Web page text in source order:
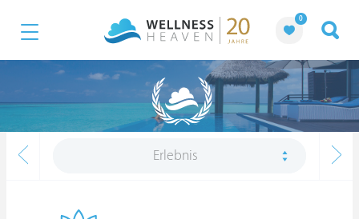
0
Erlebnis